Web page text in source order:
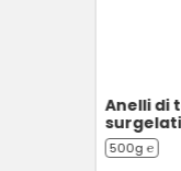
Anelli di
surgelati
500g ℮